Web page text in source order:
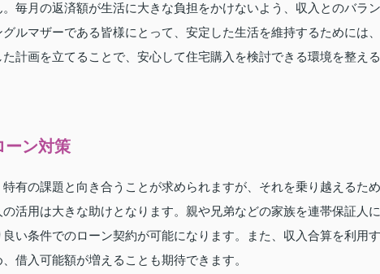
毎月の返済額が生活に大きな負担をかけないよう、収入とのバラン
ルマザーである皆様にとって、安定した生活を維持するためには、
計画を立てることで、安心して住宅購入を検討できる環境を整える
ーン対策
有の課題と向き合うことが求められますが、それを乗り越えるため
活用は大きな助けとなります。親や兄弟などの家族を連帯保証人に
い条件でのローン契約が可能になります。また、収入合算を利用す
借入可能額が増えることも期待できます。